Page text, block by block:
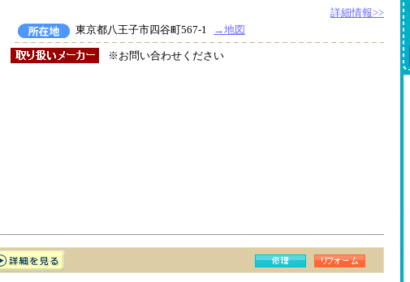
詳細情報>>
東京都八王子市四谷町567-1
→地図
※お問い合わせください